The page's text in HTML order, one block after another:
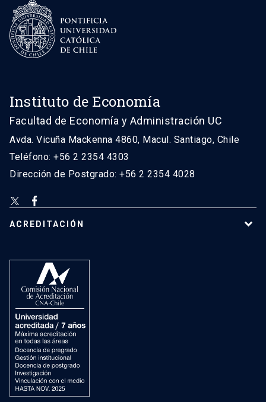
Instituto de Economía
Facultad de Economía y Administración UC
Avda. Vicuña Mackenna 4860, Macul. Santiago, Chile
Teléfono: +56 2 2354 4303
Dirección de Postgrado: +56 2 2354 4028
ACREDITACIÓN